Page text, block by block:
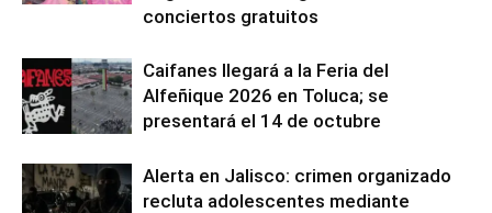
conciertos gratuitos
Caifanes llegará a la Feria del
Alfeñique 2026 en Toluca; se
presentará el 14 de octubre
Alerta en Jalisco: crimen organizado
recluta adolescentes mediante